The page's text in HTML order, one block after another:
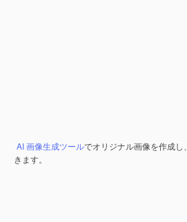
AI 画像生成ツールでオリジナル画像を作成し、
きます。